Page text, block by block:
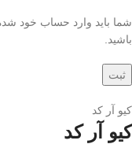
شما باید وارد حساب خود
باشید.
کیو آر کد
کیو آر کد